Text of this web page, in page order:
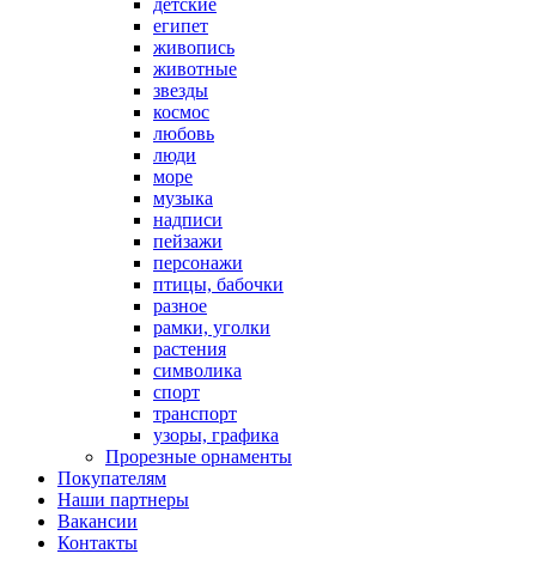
детские
египет
живопись
животные
звезды
космос
любовь
люди
море
музыка
надписи
пейзажи
персонажи
птицы, бабочки
разное
рамки, уголки
растения
символика
спорт
транспорт
узоры, графика
Прорезные орнаменты
Покупателям
Наши партнеры
Вакансии
Контакты